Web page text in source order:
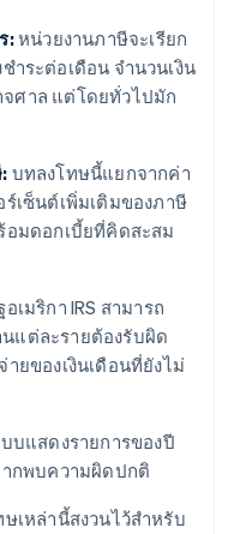
:หน่วยงานภาษีจะเรียก
ำระต่อเดือน จำนวนเงิน
ศาล แต่โดยทั่วไปมัก
บทลงโทษนี้แยกจากค่า
เซ็นต์เพิ่มเติมของภาษี
อมดอกเบี้ยที่คิดสะสม
เมริกา IRS สามารถ
แต่ละรายต้องรับผิด
ยของเงินเดือนที่ยังไม่
บแสดงรายการของปี
กพบความผิดปกติ
เหล่านี้สงวนไว้สำหรับ